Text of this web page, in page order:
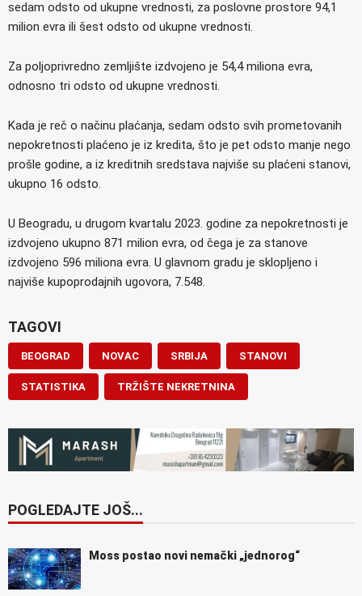
sedam odsto od ukupne vrednosti, za poslovne prostore 94,1
milion evra ili šest odsto od ukupne vrednosti.
Za poljoprivredno zemljište izdvojeno je 54,4 miliona evra,
odnosno tri odsto od ukupne vrednosti.
Kada je reč o načinu plaćanja, sedam odsto svih prometovanih
nepokretnosti plaćeno je iz kredita, što je pet odsto manje nego
prošle godine, a iz kreditnih sredstava najviše su plaćeni stanovi,
ukupno 16 odsto.
U Beogradu, u drugom kvartalu 2023. godine za nepokretnosti je
izdvojeno ukupno 871 milion evra, od čega je za stanove
izdvojeno 596 miliona evra. U glavnom gradu je sklopljeno i
najviše kupoprodajnih ugovora, 7.548.
TAGOVI
BEOGRAD NOVAC SRBIJA STANOVI
STATISTIKA TRŽIŠTE NEKRETNINA
POGLEDAJTE JOŠ...
Moss postao novi nemački „jednorog“